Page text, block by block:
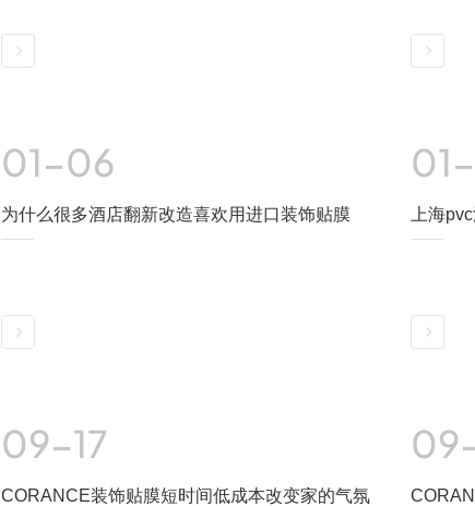
详情 详情
01-06
为什么很多酒店翻新改造喜欢用进口装饰贴膜
详情
上海
详情
09-17
CORANCE装饰贴膜短时间低成本改变家的气氛